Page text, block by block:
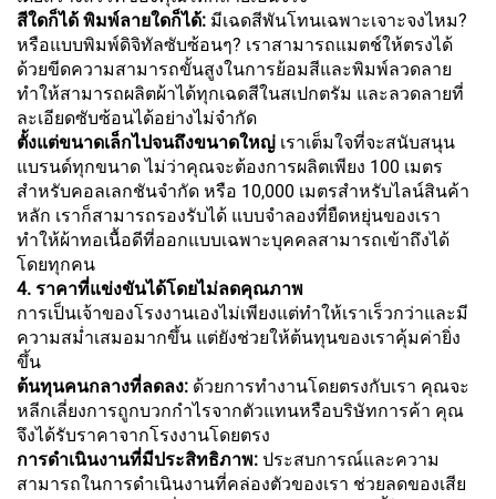
สีใดก็ได้ พิมพ์ลายใดก็ได้: มีเฉดสีพันโทนเฉพาะเจาะจงไหม?
หรือแบบพิมพ์ดิจิทัลซับซ้อนๆ? เราสามารถแมตช์ให้ตรงได้
ด้วยขีดความสามารถขั้นสูงในการย้อมสีและพิมพ์ลวดลาย
ทำให้สามารถผลิตผ้าได้ทุกเฉดสีในสเปกตรัม และลวดลายที่
ละเอียดซับซ้อนได้อย่างไม่จำกัด
ตั้งแต่ขนาดเล็กไปจนถึงขนาดใหญ่ เราเต็มใจที่จะสนับสนุน
แบรนด์ทุกขนาด ไม่ว่าคุณจะต้องการผลิตเพียง 100 เมตร
สำหรับคอลเลกชันจำกัด หรือ 10,000 เมตรสำหรับไลน์สินค้า
หลัก เราก็สามารถรองรับได้ แบบจำลองที่ยืดหยุ่นของเรา
ทำให้ผ้าทอเนื้อดีที่ออกแบบเฉพาะบุคคลสามารถเข้าถึงได้
โดยทุกคน
4. ราคาที่แข่งขันได้โดยไม่ลดคุณภาพ
การเป็นเจ้าของโรงงานเองไม่เพียงแต่ทำให้เราเร็วกว่าและมี
ความสม่ำเสมอมากขึ้น แต่ยังช่วยให้ต้นทุนของเราคุ้มค่ายิ่ง
ขึ้น
ต้นทุนคนกลางที่ลดลง: ด้วยการทำงานโดยตรงกับเรา คุณจะ
หลีกเลี่ยงการถูกบวกกำไรจากตัวแทนหรือบริษัทการค้า คุณ
จึงได้รับราคาจากโรงงานโดยตรง
การดำเนินงานที่มีประสิทธิภาพ: ประสบการณ์และความ
สามารถในการดำเนินงานที่คล่องตัวของเรา ช่วยลดของเสีย